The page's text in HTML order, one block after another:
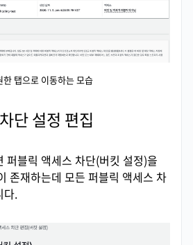
한 탭으로 이동하는 모습
단 설정 편집
퍼블릭 액세스 차단(버킷 설정)을
존재하는데 모든 퍼블릭 액세스 차
다.